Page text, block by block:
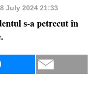
July 2024 21:33
s-a petrecut în